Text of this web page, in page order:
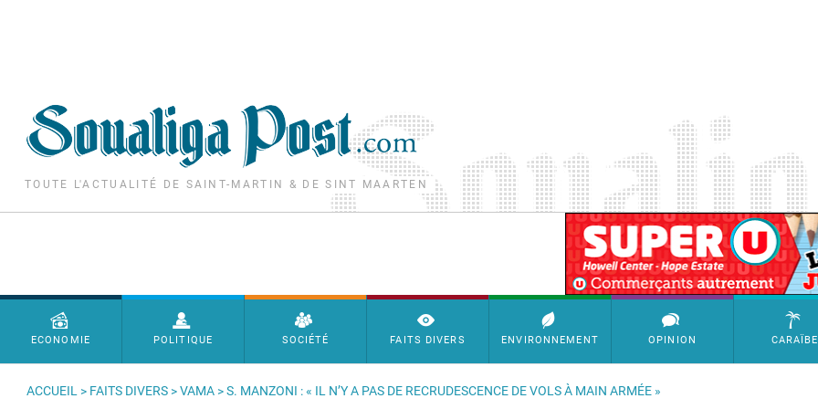
TOUTE L'ACTUALITÉ DE SAINT-MARTIN & DE SINT MAARTEN
SimpleAds Block Bannière
Menu principal
ECONOMIE POLITIQUE SOCIÉTÉ FAITS DIVERS ENVIRONNEMENT OPINION CARAÏBE
ACCUEIL > FAITS DIVERS >VAMA > S. MANZONI : « IL N’Y A PAS DE RECRUDESCENCE DE VOLS À MAIN ARMÉE »